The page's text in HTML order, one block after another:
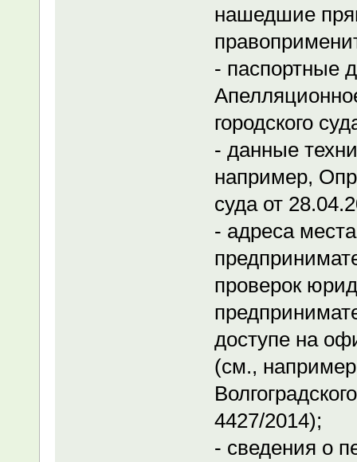
нашедшие
- паспортные
городского
- данные
например,
суда от
- адреса
проверок
доступе на
(см.,
4427/2014);
- сведения о